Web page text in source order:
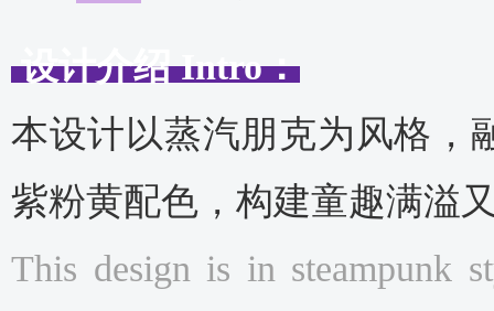
设计介绍Intro：
本设计以蒸汽朋克为风格，
紫粉黄配色，构建童趣满溢
This design is in steampunk